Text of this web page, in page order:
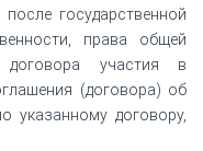
государственной
права общей
договора участия в
(договора) об
указанному договору,